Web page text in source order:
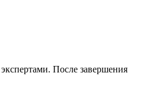
После завершения